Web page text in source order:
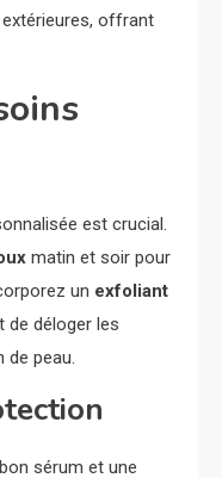
offrant
est crucial.
matin et soir pour
un exfoliant
de déloger les
de peau.
sérum et une